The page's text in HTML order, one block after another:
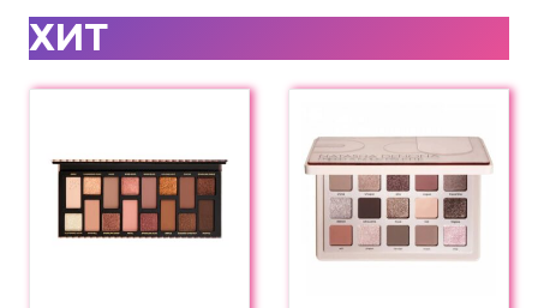
ХИТ